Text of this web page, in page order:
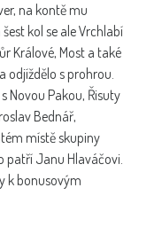
na kontě mu
kol se ale Vrchlabí
Králové, Most a také
odjíždělo s prohrou.
Novou Pakou, Řisuty
Bednář,
místě skupiny
patří Janu Hlaváčovi.
k bonusovým